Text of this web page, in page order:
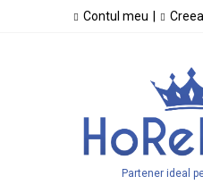
Contul meu
Partener ideal